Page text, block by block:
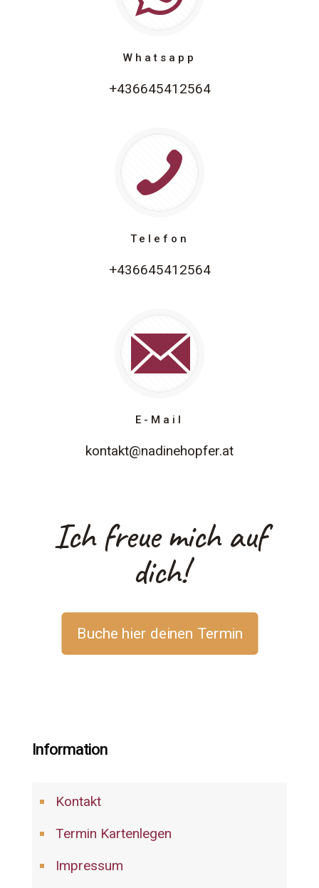
Whatsapp
+436645412564
Telefon
+436645412564
E-Mail
kontakt@nadinehopfer.at
Ich freue mich auf
dich!
Buche hier deinen Termin
Information
Kontakt
Termin Kartenlegen
Impressum